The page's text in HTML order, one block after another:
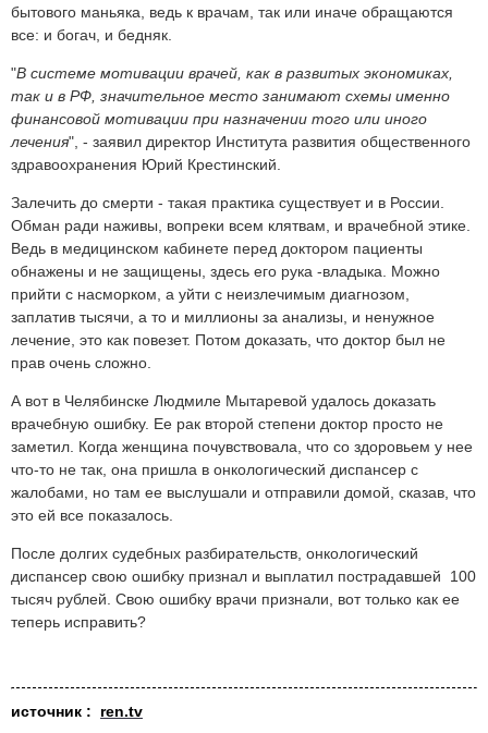
бытового маньяка, ведь к врачам, так или иначе обращаются
все: и богач, и бедняк.
"В системе мотивации врачей, как в развитых экономиках,
так и в РФ, значительное место занимают схемы именно
финансовой мотивации при назначении того или иного
лечения", - заявил директор Института развития общественного
здравоохранения Юрий Крестинский.
Залечить до смерти - такая практика существует и в России.
Обман ради наживы, вопреки всем клятвам, и врачебной этике.
Ведь в медицинском кабинете перед доктором пациенты
обнажены и не защищены, здесь его рука -владыка. Можно
прийти с насморком, а уйти с неизлечимым диагнозом,
заплатив тысячи, а то и миллионы за анализы, и ненужное
лечение, это как повезет. Потом доказать, что доктор был не
прав очень сложно.
А вот в Челябинске Людмиле Мытаревой удалось доказать
врачебную ошибку. Ее рак второй степени доктор просто не
заметил. Когда женщина почувствовала, что со здоровьем у нее
что-то не так, она пришла в онкологический диспансер с
жалобами, но там ее выслушали и отправили домой, сказав, что
это ей все показалось.
После долгих судебных разбирательств, онкологический
диспансер свою ошибку признал и выплатил пострадавшей 100
тысяч рублей. Свою ошибку врачи признали, вот только как ее
теперь исправить?
источник : ren.tv